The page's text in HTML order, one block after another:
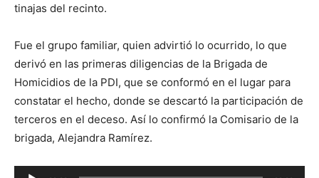
tinajas del recinto.
Fue el grupo familiar, quien advirtió lo ocurrido, lo que
derivó en las primeras diligencias de la Brigada de
Homicidios de la PDI, que se conformó en el lugar para
constatar el hecho, donde se descartó la participación de
terceros en el deceso. Así lo confirmó la Comisario de la
brigada, Alejandra Ramírez.
Reproductor